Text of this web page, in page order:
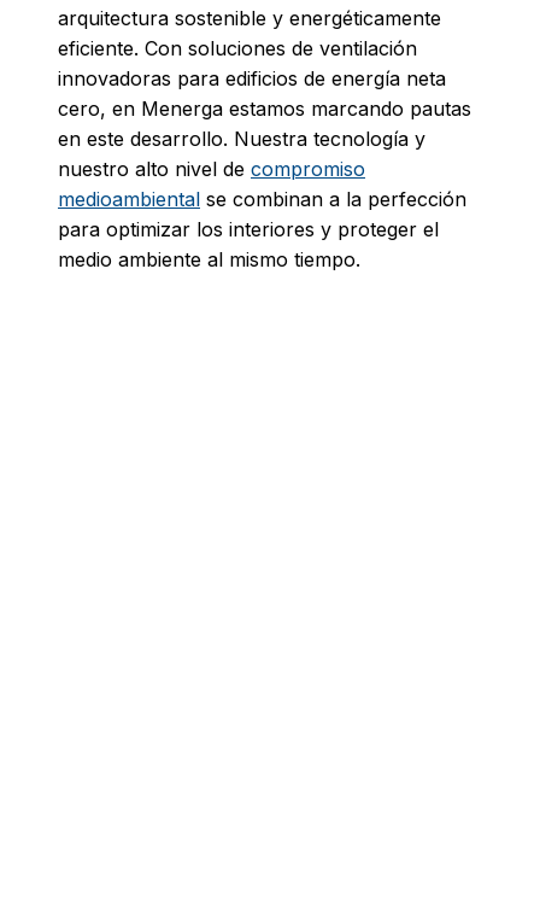
arquitectura sostenible y energéticamente
eficiente. Con soluciones de ventilación
innovadoras para edificios de energía neta
cero, en Menerga estamos marcando pautas
en este desarrollo. Nuestra tecnología y
nuestro alto nivel de compromiso
medioambiental se combinan a la perfección
para optimizar los interiores y proteger el
medio ambiente al mismo tiempo.